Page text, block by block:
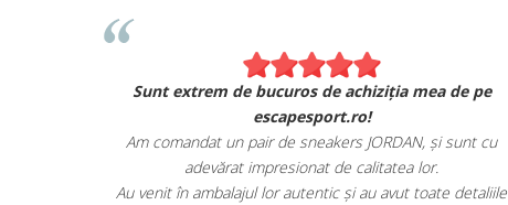
Sunt extrem de bucuros de achiziția mea de pe
escapesport.ro!
Am comandat un pair de sneakers JORDAN, și sunt cu
adevărat impresionat de calitatea lor.
Au venit în ambalajul lor autentic și au avut toate detaliile